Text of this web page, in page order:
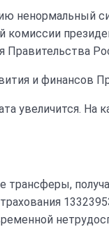
ненормальный
комиссии
и финансов
увеличится. На